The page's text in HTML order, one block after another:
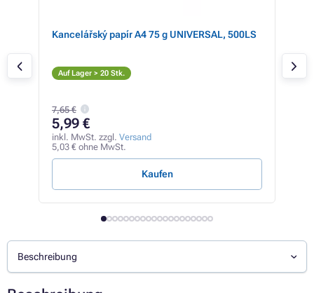
Kancelářský papír A4 75 g UNIVERSAL, 500LS
Auf Lager > 20 Stk.
7,65 €
5,99 €
inkl. MwSt. zzgl. Versand
5,03 € ohne MwSt.
Kaufen
Beschreibung